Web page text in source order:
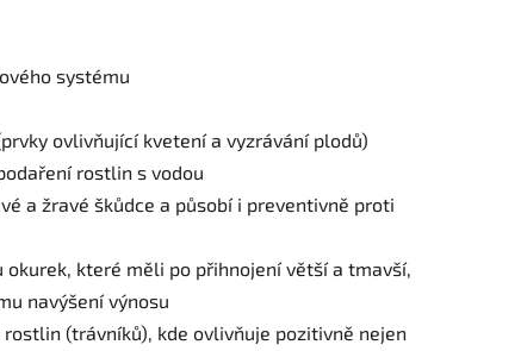
systému
ovlivňující kvetení a vyzrávání plodů)
rostlin s vodou
a žravé škůdce a působí i preventivně proti
které měli po přihnojení větší a tmavší,
navýšení výnosu
(trávníků), kde ovlivňuje pozitivně nejen